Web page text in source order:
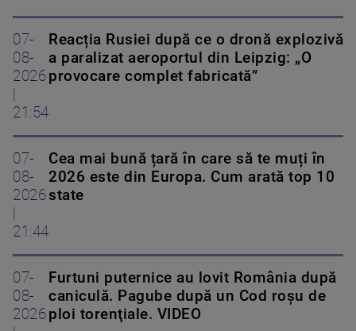
07-
08-
2026
21:54
Reacția Rusiei după ce o dronă explozivă
a paralizat aeroportul din Leipzig: „O
provocare complet fabricată”
07-
08-
2026
21:44
Cea mai bună țară în care să te muți în
2026 este din Europa. Cum arată top 10
state
07-
08-
2026
Furtuni puternice au lovit România după
caniculă. Pagube după un Cod roşu de
ploi torenţiale. VIDEO